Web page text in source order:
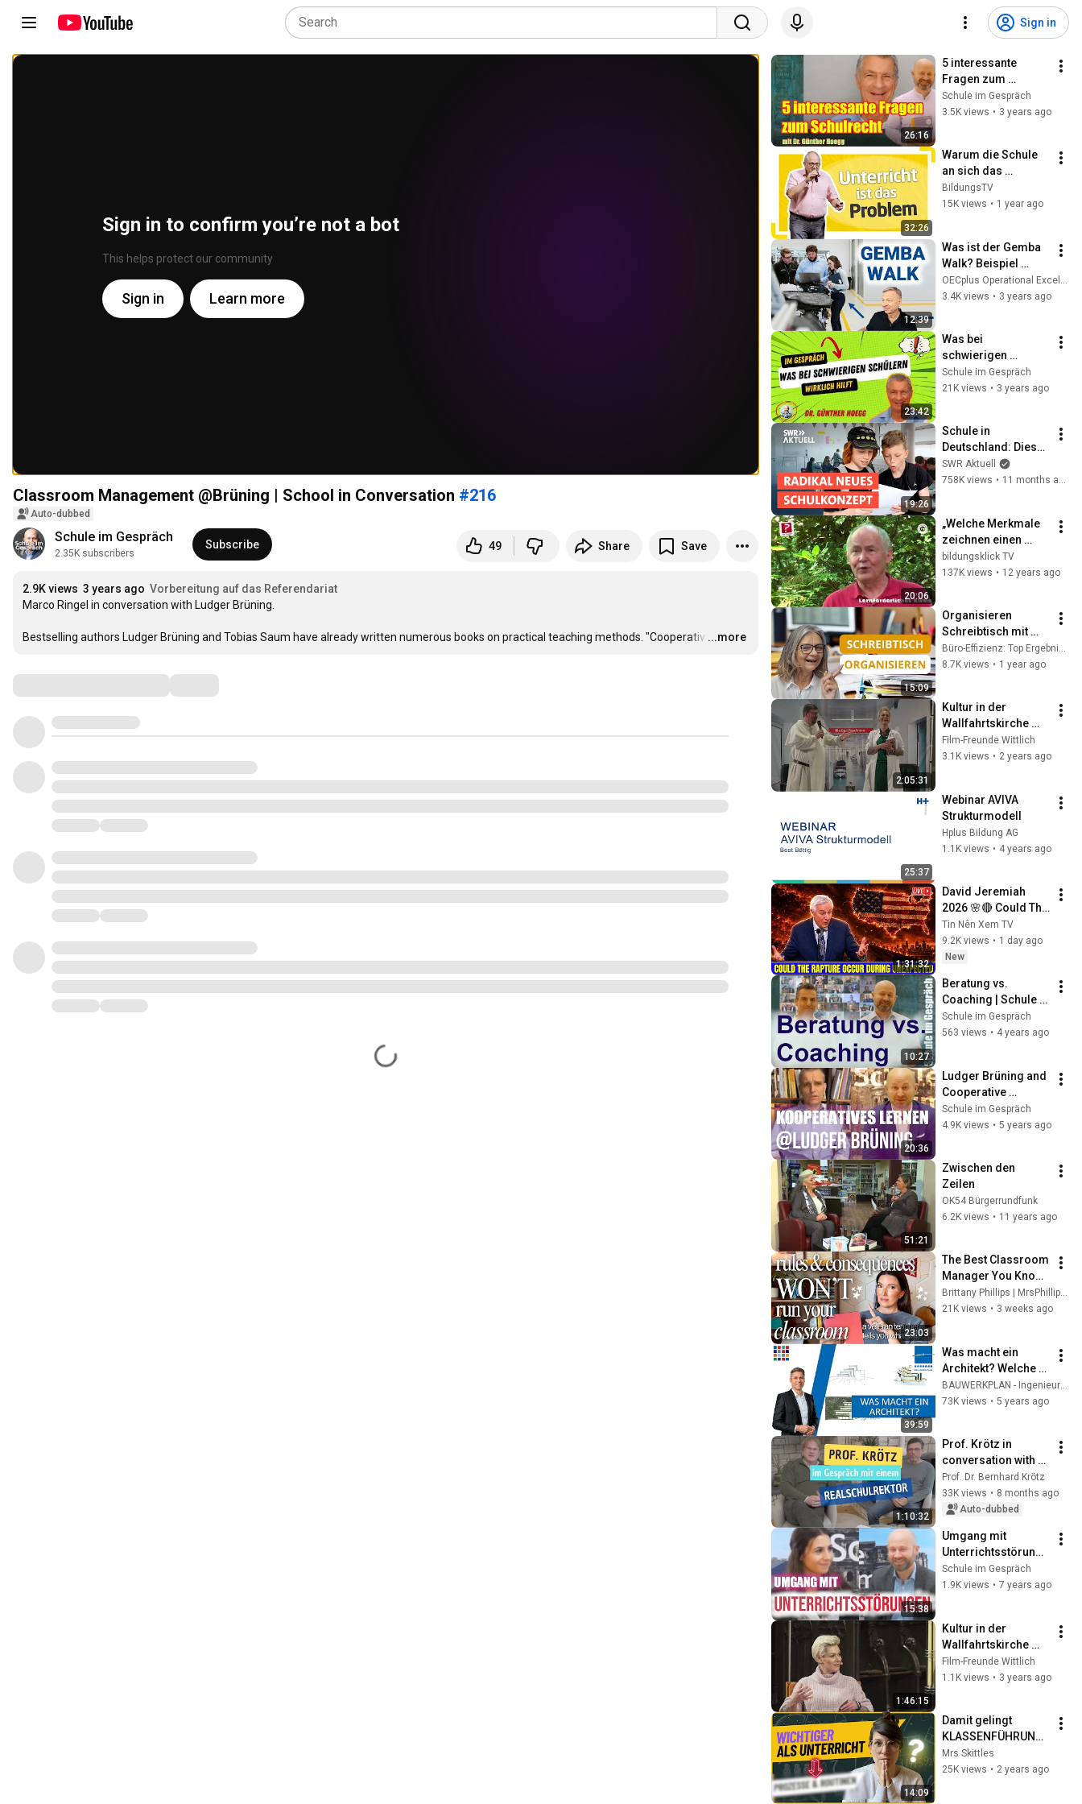
Sign in
Sign in to confirm you’re not a bot
This helps protect our community
Sign in Learn more
Classroom Management @Brüning | School in Conversation #216
Auto-dubbed
Schule im Gespräch
2.35K subscribers
Subscribe 49 Share Save
2.9K views 3 years ago Vorbereitung auf das Referendariat
Marco Ringel in conversation with Ludger Brüning.
Bestselling authors Ludger Brüning and Tobias Saum have already written numerous books on practical teaching methods. "Cooperativ …
...more
26:16
5 interessante
Fragen zum
Schulrecht | Schule
im Gespräch #185
Schule im Gespräch
3.5K views • 3 years ago
32:26
Warum die Schule
an sich das
Problem ist
BildungsTV
15K views • 1 year ago
12:39
Was ist der Gemba
Walk? Beispiel
Gemba Walk
Umsetzung? Lean
Kurs
3.4K views • 3 years ago
23:42
Was bei
schwierigen
Schülern wirklich
hilft | Schule im
Schule im Gespräch
21K views • 3 years ago
19:26
Schule in
Deutschland: Dieses
Gymnasium macht
alles anders | Doku
SWR Aktuell
758K views • 11 months ago
20:06
„Welche Merkmale
zeichnen einen
guten Unterricht
aus?"
bildungsklick TV
137K views • 12 years ago
15:09
Organisieren
Schreibtisch mit
dem RICHTIGEN
Büromaterial +
Büro-Effizienz: Top Ergebnisse ohne Überstunden
8.7K views • 1 year ago
2:05:31
Kultur in der
Wallfahrtskirche
Klausen: "Bleibt das
Herz stehen" Doc
Film-Freunde Wittlich
3.1K views • 2 years ago
25:37
Webinar AVIVA
Strukturmodell
Hplus Bildung AG
1.1K views • 4 years ago
1:31:32
David Jeremiah
2026 🌸🔴 Could The
Rapture Occur
During Unexpected
🌸🔴 David
Sermons 2026
Tin Nên Xem TV
9.2K views • 1 day ago
New
10:27
Beratung vs.
Coaching | Schule
im Gespräch #176
Schule im Gespräch
563 views • 4 years ago
20:36
Ludger Brüning and
Cooperative
Learning | School in
Conversation #92
Schule im Gespräch
4.9K views • 5 years ago
51:21
Zwischen den
Zeilen
OK54 Bürgerrundfunk
6.2K views • 11 years ago
23:03
The Best Classroom
Manager You Know
Doesn't Care About
Consequences
Brittany Phillips | MrsPhillipsN5th
21K views • 3 weeks ago
39:59
Was macht ein
Architekt? Welche
Aufgaben hat er?  -
Leistungsphasen
BAUWERKPLAN - Ingenieure, Architekten und mehr
73K views • 5 years ago
1:10:32
Prof. Krötz in
conversation with a
middle school
principal
Prof. Dr. Bernhard Krötz
33K views • 8 months ago
Auto-dubbed
15:38
Umgang mit
Unterrichtsstörunge
n | Schule im
Gespräch #24
Schule im Gespräch
1.9K views • 7 years ago
1:46:15
Kultur in der
Wallfahrtskirche
Klausen: "Jetzt erst
recht" - Doc Caro im
Film-Freunde Wittlich
1.1K views • 3 years ago
14:09
Damit gelingt
KLASSENFÜHRUNG
in JEDER Klasse
Mrs Skittles
25K views • 2 years ago